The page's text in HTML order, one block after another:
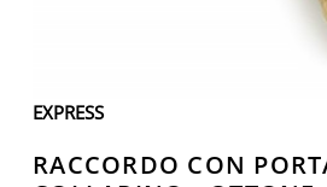
EXPRESS
RACCORDO CON